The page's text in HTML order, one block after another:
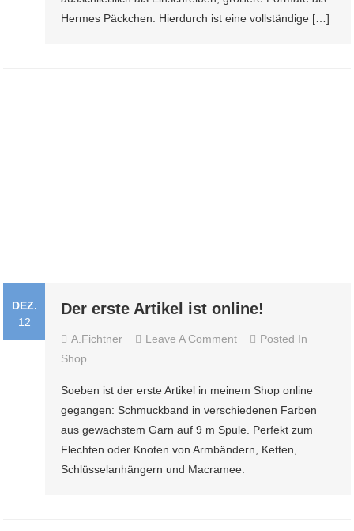
Hermes Päckchen. Hierdurch ist eine vollständige […]
DEZ.
12
Der erste Artikel ist online!
A.fichtner Leave A CommentOn
Artikel
Ist
Online!
Posted In
Shop
Soeben ist der erste Artikel in meinem Shop online
gegangen: Schmuckband in verschiedenen Farben
aus gewachstem Garn auf 9 m Spule. Perfekt zum
Flechten oder Knoten von Armbändern, Ketten,
Schlüsselanhängern und Macramee.